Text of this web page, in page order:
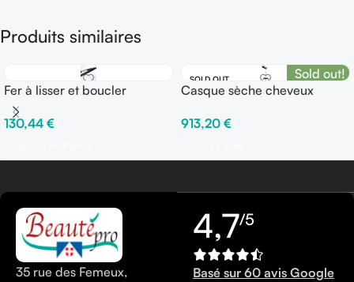
Produits similaires
Fer à lisser et boucler
TONDEO Cerion Curve
130,44 €
SOLD OUT
Sold out!
Casque sèche cheveux
913,20 €
35 rue des Femeux,
4,7/5
Basé sur 60 avis Google